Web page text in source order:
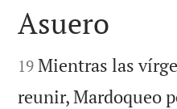

Asuero

19 Mientras las
reunir, Mardoqueo